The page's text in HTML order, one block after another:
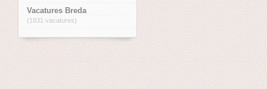
Vacatures Breda
(1831 vacatures)